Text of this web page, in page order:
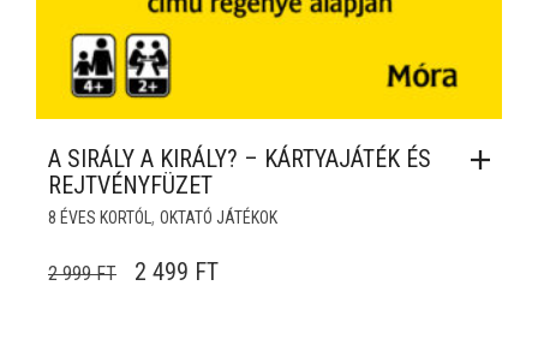
A SIRÁLY A KIRÁLY? – KÁRTYAJÁTÉK ÉS
REJTVÉNYFÜZET
8 ÉVES KORTÓL , OKTATÓ JÁTÉKOK
2 999FT ORIGINAL PRICE WAS: 2 999 FT.
2 499 FTCURRENT PRICE IS: 2 499 FT.